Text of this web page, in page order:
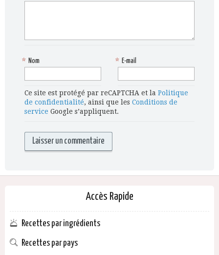
Nom
* E-mail
*
Ce site est protégé par reCAPTCHA et la Politique
de confidentialité, ainsi que les Conditions de
service Google s’appliquent.
Accès Rapide
Recettes par ingrédients
Recettes par pays